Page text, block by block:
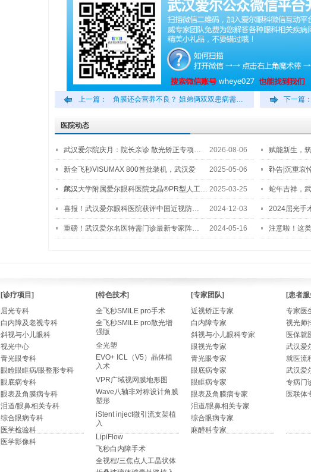
上一篇： 角膜还会营养不良？ 姐弟俩双双患病需… 下一篇：
医院动态
武汉爱尔院庆月：院长亲诊 散光矫正专项… 2026-08-06 赋能新生，
2…
新全飞秒VISUMAX 800首批装机，武汉爱
尔…
2025-05-06 讣告|沉重哀
武汉大学附属爱尔眼科医院龙晶®PR型人工… 2025-03-25 蛇年吉祥，
喜报！武汉爱尔眼科医院获评中国近视防… 2024-12-03 2024屈光手
重磅！武汉爱尔名医特需门诊最新专家阵… 2024-05-16 注意啦！这
[诊疗项目]
屈光专科
白内障及老视专科
斜视与小儿眼科
视光中心
青光眼专科
眼睑眼眶病/眼整形专科
眼底病专科
眼表及角膜病专科
泪道/眼鼻相关专科
综合眼病专科
医学检验科
医学影像科
[特色技术]
全飞秒SMILE pro手术
全飞秒SMILE pro散光增
强版
全光塑
EVO+ ICL（V5）晶体植
入术
VPR广域视网膜地形图
Wave八轴非对称设计角膜
塑形
iStent inject微引流支架植
入
LipiFlow
飞秒白内障手术
全视程/三焦点人工晶状体
[专家团队]
近视矫正专家
白内障专家
斜视与小儿眼科专家
眼视光专家
青光眼专家
眼底病专家
眼眶病专家
眼表及角膜病专家
泪道/眼鼻相关专家
综合眼病专家
麻醉科专家
[患者服
专家医
视光师
医保就
武汉爱
就医流
武汉爱
专病门
医联体